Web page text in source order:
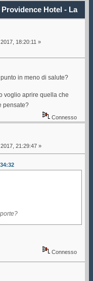
Hotel - La
18:20:11 »
in meno di salute?
voglio aprire quella che
pensate?
Connesso
21:29:47 »
Connesso